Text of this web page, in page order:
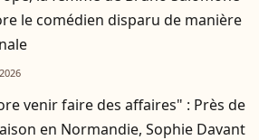
le comédien disparu de manière
venir faire des affaires" : Près de
en Normandie, Sophie Davant